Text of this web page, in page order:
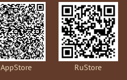
AppStore
RuStore